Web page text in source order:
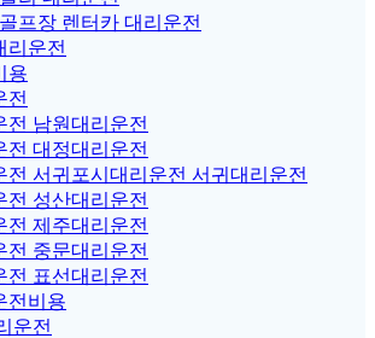
프장 렌터카 대리운전
리운전
용
전
전 남원대리운전
전 대정대리운전
전 서귀포시대리운전 서귀대리운전
전 성산대리운전
전 제주대리운전
전 중문대리운전
전 표선대리운전
전비용
운전